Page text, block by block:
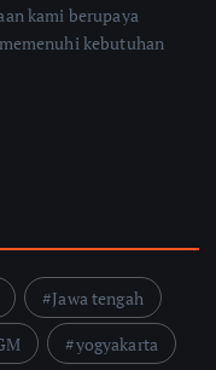
kami berupaya
kebutuhan
Jawa tengah
yogyakarta